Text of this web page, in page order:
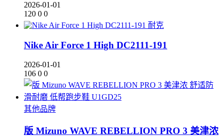
2026-01-01
120 0 0
耐克
Nike Air Force 1 High DC2111-191
2026-01-01
106 0 0
其他品牌
版 Mizuno WAVE REBELLION PRO 3 美津浓